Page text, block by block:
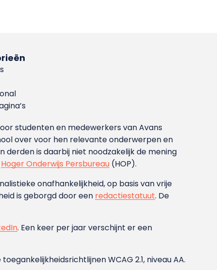
studenten en medewerkers van Avans
over voor hen relevante onderwerpen en
is daarbij niet noodzakelijk de mening
Hoger Onderwijs Persbureau (HOP).
onafhankelijkheid, op basis van vrije
is geborgd door een redactiestatuut. De
. Een keer per jaar verschijnt er een
WCAG 2.1, niveau AA.